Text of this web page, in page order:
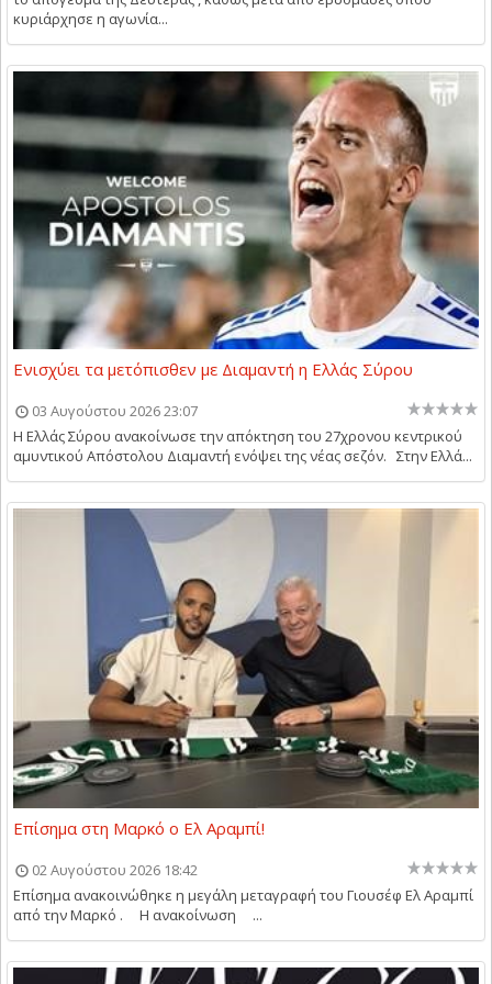
κυριάρχησε η αγωνία...
Ενισχύει τα μετόπισθεν με Διαμαντή η Ελλάς Σύρου
03 Αυγούστου 2026 23:07
Η Ελλάς Σύρου ανακοίνωσε την απόκτηση του 27χρονου κεντρικού
αμυντικού Απόστολου Διαμαντή ενόψει της νέας σεζόν. Στην Ελλά...
Επίσημα στη Μαρκό ο Ελ Αραμπί!
02 Αυγούστου 2026 18:42
Επίσημα ανακοινώθηκε η μεγάλη μεταγραφή του Γιουσέφ Ελ Αραμπί
από την Μαρκό . Η ανακοίνωση ...